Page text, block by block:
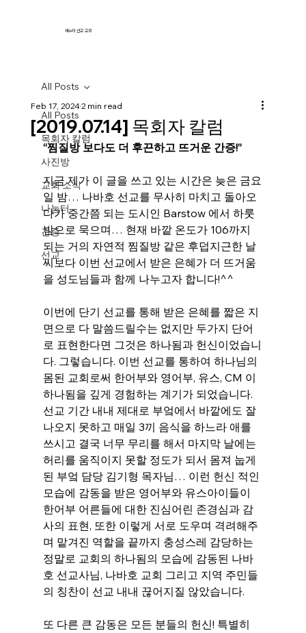
새누리 선교 교회
All Posts
목회자 칼럼
사진방
교회 소식
나눔터
간증
선교
All Posts
[2019.07.14] 목회자 칼럼
Feb 17, 20242 min read
“찜질방 보다도 더 후끈하고 뜨거운 간증!”
지금 제가 이 글을 쓰고 있는 시간은 늦은 금요
일 밤… 나바호 선교를 무사히 마치고 돌아오
다가 중간쯤 되는 도시인 Barstow 에서 하룻
밤으로 묵으며… 현재 바깥 온도가 106까지
되는 거의 자연적 찜질방 같은 후덥지근한 날
씨보다 이번 선교에서 받은 은혜가 더 뜨거움
을 성도님들과 함께 나누고자 합니다!^^
이번에 단기 선교를 통해 받은 은혜를 짧은 지
면으로 다 말씀드릴수는 없지만 두가지 단어
로 표현한다면 그것은 하나됨과 헌신이었습니
다. 그렇습니다. 이번 선교를 통하여 하나님의
몸된 교회로써 한어부와 영어부, 유스, CM 이
하나됨을 깊게 경험하는 계기가 되었습니다.
선교 기간 내내 제대로 부엌에서 바깥에도 잘
나오지 못하고 매일 3끼 음식을 하느라 애를
쓰시고 결국 너무 무리를 해서 마지막 날에는
허리를 움직이지 못할 정도가 되서 몸져 눕게
된 부엌 담당 김기형 목자님… 이런 헌신 적인
모습에 감동을 받은 영어부와 유스아이들이
한어부 어른들에 대한 진심어린 존경심과 감
사의 표현, 또한 이렇게 서로 도우며 격려해주
며 맡겨진 역할을 끝까지 충성스레 감당하는
정말로 교회의 하나됨의 모습에 감동된 나바
호 선교사님, 나바호 교회 그리고 지역 주민들
의 칭찬이 선교 내내 끊어지질 않았습니다.
또 다른 큰 감동은 모든 분들의 헌신! 특별히